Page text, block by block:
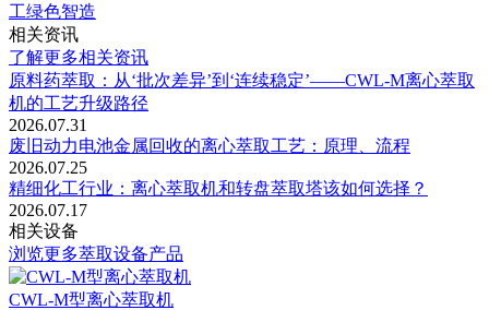
工绿色智造
相关资讯
了解更多相关资讯
原料药萃取：从‘批次差异’到‘连续稳定’——CWL-M离心萃取
机的工艺升级路径
2026.07.31
废旧动力电池金属回收的离心萃取工艺：原理、流程
2026.07.25
精细化工行业：离心萃取机和转盘萃取塔该如何选择？
2026.07.17
相关设备
浏览更多萃取设备产品
CWL-M型离心萃取机